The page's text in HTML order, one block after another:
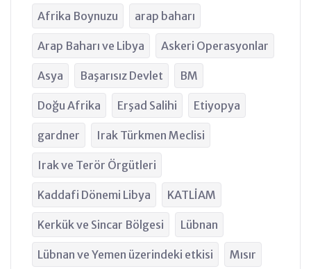
Afrika Boynuzu arap baharı
Arap Baharı ve Libya Askeri Operasyonlar
Asya Başarısız Devlet BM
Doğu Afrika Erşad Salihi Etiyopya
gardner Irak Türkmen Meclisi
Irak ve Terör Örgütleri
Kaddafi Dönemi Libya KATLİAM
Kerkük ve Sincar Bölgesi Lübnan
Lübnan ve Yemen üzerindeki etkisi Mısır